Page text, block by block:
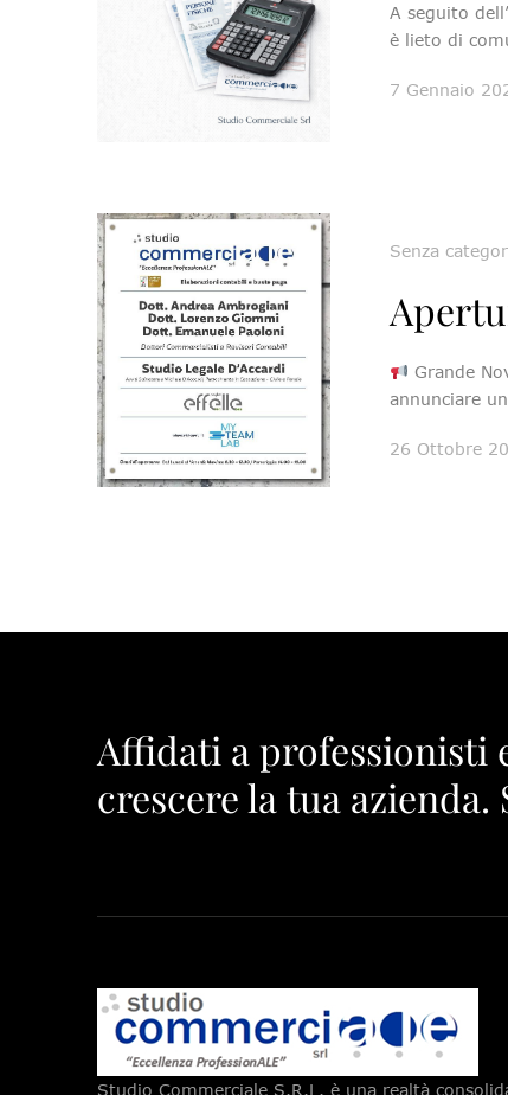
A seguito
è lieto di
7 Gennaio
Senza
Grande
annunciare
26 Ottobre
Affidati a professionisti
crescere la tua
Studio Commerciale S.R.L. è una realtà